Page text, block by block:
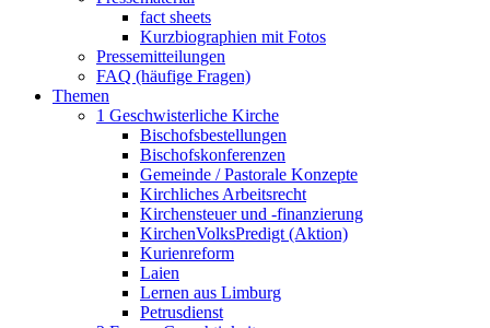
fact sheets
Kurzbiographien mit Fotos
Pressemitteilungen
FAQ (häufige Fragen)
Themen
1 Geschwisterliche Kirche
Bischofsbestellungen
Bischofskonferenzen
Gemeinde / Pastorale Konzepte
Kirchliches Arbeitsrecht
Kirchensteuer und -finanzierung
KirchenVolksPredigt (Aktion)
Kurienreform
Laien
Lernen aus Limburg
Petrusdienst